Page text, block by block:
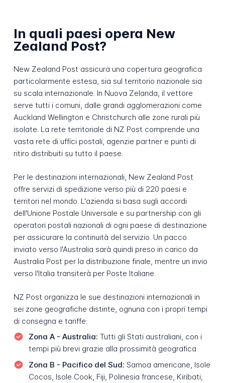
In quali paesi opera New
Zealand Post?
New Zealand Post assicura una copertura geografica
particolarmente estesa, sia sul territorio nazionale sia
su scala internazionale. In Nuova Zelanda, il vettore
serve tutti i comuni, dalle grandi agglomerazioni come
Auckland Wellington e Christchurch alle zone rurali più
isolate. La rete territoriale di NZ Post comprende una
vasta rete di uffici postali, agenzie partner e punti di
ritiro distribuiti su tutto il paese.
Per le destinazioni internazionali, New Zealand Post
offre servizi di spedizione verso più di 220 paesi e
territori nel mondo. L'azienda si basa sugli accordi
dell'Unione Postale Universale e su partnership con gli
operatori postali nazionali di ogni paese di destinazione
per assicurare la continuità del servizio. Un pacco
inviato verso l'Australia sarà quindi preso in carico da
Australia Post per la distribuzione finale, mentre un invio
verso l'Italia transiterà per Poste Italiane.
NZ Post organizza le sue destinazioni internazionali in
sei zone geografiche distinte, ognuna con i propri tempi
di consegna e tariffe:
Zona A - Australia: Tutti gli Stati australiani, con i
tempi più brevi grazie alla prossimità geografica
Zona B - Pacifico del Sud: Samoa americane, Isole
Cocos, Isole Cook, Fiji, Polinesia francese, Kiribati,